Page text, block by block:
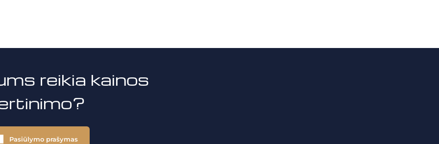
reikia kainos
Pasiūlymo prašymas